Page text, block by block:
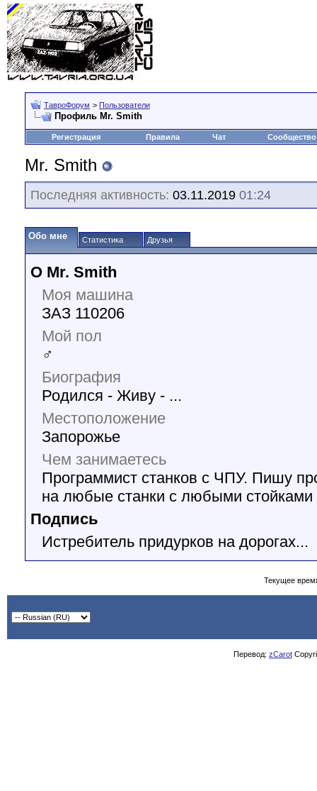
ТавроФорум > Пользователи
Профиль Mr. Smith
Регистрация Правила Чат Сообщество
Mr. Smith
Последняя активность: 03.11.2019 01:24
Обо мне Статистика Друзья
О Mr. Smith
Моя машина
ЗАЗ 110206
Мой пол
♂
Биография
Родился - Живу - ...
Местоположение
Запорожье
Чем занимаетесь
Программист станков с ЧПУ. Пишу
на любые станки с любыми стойками
Подпись
Истребитель придурков на дорогах...
Текущее
Перевод: zCarot